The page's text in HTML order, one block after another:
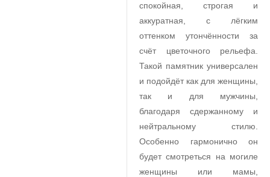
спокойная, строгая и
аккуратная, с лёгким
оттенком утончённости за
счёт цветочного рельефа.
Такой памятник универсален
и подойдёт как для женщины,
так и для мужчины,
благодаря сдержанному и
нейтральному стилю.
Особенно гармонично он
будет смотреться на могиле
женщины или мамы,